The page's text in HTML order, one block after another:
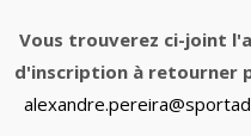
Vous trouverez ci-joint
d'inscription à retourner